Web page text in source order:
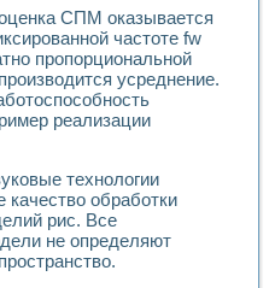
исследований на базе
иммитанса для исследова¬ния
переходных процессов
электрических переходных
сварных швов на базе
с применением
и эффективности систем
и учебные стенды
стенда по измерению
лабораторные комплексы для
для исследования нелинейных
приборов в процесе
СПМ оказывается
частоте fw
пропорциональной
усреднение.
реализации
технологии
качество обработки
рис. Все
не определяют